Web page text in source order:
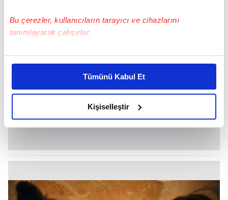
Bu çerezler, kullanıcıların tarayıcı ve cihazlarını
tanımlayarak çalışırlar.
Bu çerezlere izin vermeniz halinde sizlere özel
daha iyi reklam deneyimi yaşatabiliriz. Bunu yaparken
amacımızın size daha iyi bir reklam deneyimi sunmak
olduğunu ve sizlere en iyi içerikleri sunabilmek adına
elimizden gelen çabayı gösterdiğimizi ve bu noktada,
reklamların maliyetlerimizi karşılamak noktasında tek gelir
takdirde, kullanıcılara hedefli reklamlar
gösterilmeyecektir."
Tümünü Kabul Et
Kişiselleştir